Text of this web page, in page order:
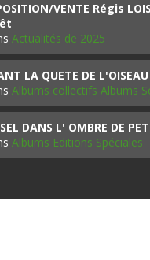
VENTE Régis
Actualités de 2025
LA QUETE DE
Albums collectifs Albums
DANS L' OMBRE DE
Albums Editions Spéciales